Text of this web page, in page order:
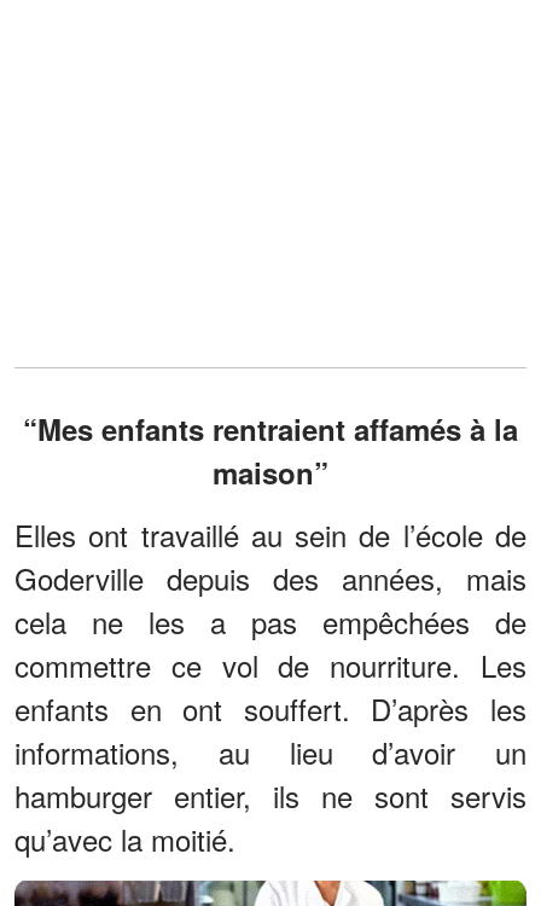
“Mes enfants rentraient affamés à la
maison”
Elles ont travaillé au sein de l’école de
Goderville depuis des années, mais
cela ne les a pas empêchées de
commettre ce vol de nourriture. Les
enfants en ont souffert. D’après les
informations, au lieu d’avoir un
hamburger entier, ils ne sont servis
qu’avec la moitié.